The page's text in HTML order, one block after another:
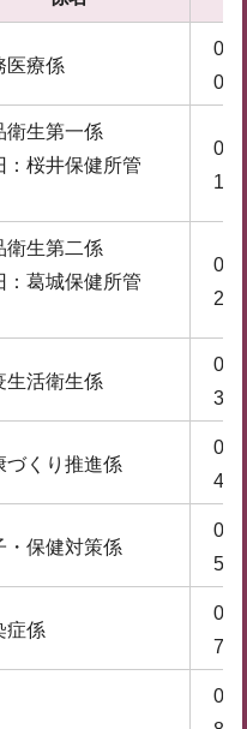
医療係
0
衛生第一係
：桜井保健所管
1
衛生第二係
：葛城保健所管
2
生活衛生係
3
づくり推進係
4
・保健対策係
5
症係
7